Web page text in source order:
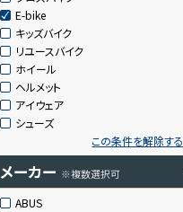
E-bike
キッズバイク
リユースバイク
ホイール
ヘルメット
アイウェア
シューズ
この条件を解除する
メーカー ※複数選択可
ABUS